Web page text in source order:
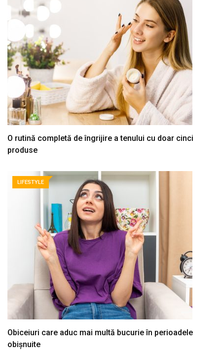
O rutină completă de îngrijire a tenului cu doar cinci
produse
LIFESTYLE
Obiceiuri care aduc mai multă bucurie în perioadele
obișnuite